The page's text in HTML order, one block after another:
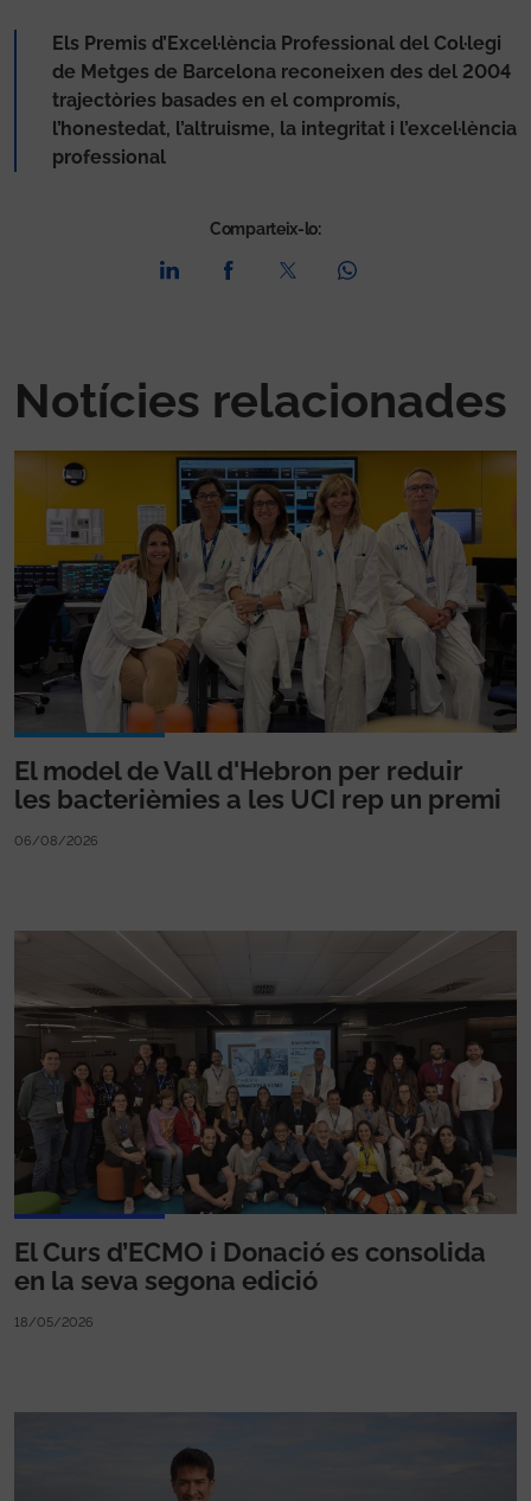
Els Premis d’Excel·lència Professional del Col·legi
de Metges de Barcelona reconeixen des del 2004
trajectòries basades en el compromís,
l’honestedat, l’altruisme, la integritat i l’excel·lència
professional
Comparteix-lo:
Notícies relacionades
El model de Vall d'Hebron per reduir
les bacterièmies a les UCI rep un premi
06/08/2026
El Curs d’ECMO i Donació es consolida
en la seva segona edició
18/05/2026